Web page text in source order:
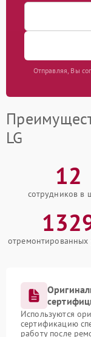
Отправляя, Вы
LG
12
сотрудников в
отремонтированных
Используются
сертификацию
работу после